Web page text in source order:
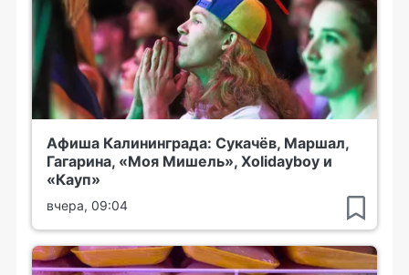
Афиша Калининграда: Сукачёв, Маршал,
Гагарина, «Моя Мишель», Xolidayboy и
«Кауп»
вчера, 09:04